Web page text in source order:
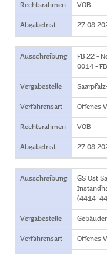
Rechtsrahmen VOB
Abgabefrist
Ausschreibung
FB 22 -
0014 -
Vergabestelle
Verfahrensart Offenes
Rechtsrahmen VOB
Abgabefrist
Ausschreibung
GS Ost
Vergabestelle
Verfahrensart Offenes